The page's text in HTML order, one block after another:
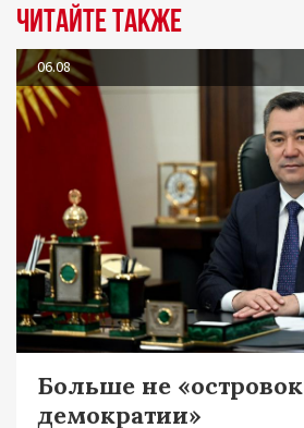
Читайте также
06.08
Больше не «островок
демократии»